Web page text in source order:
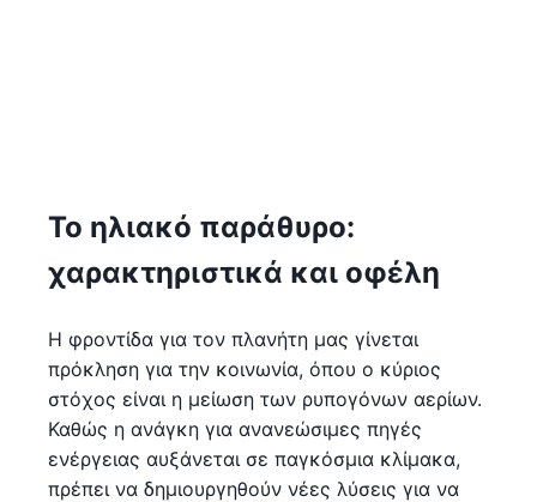
Το ηλιακό παράθυρο:
χαρακτηριστικά και οφέλη
Η φροντίδα για τον πλανήτη μας γίνεται
πρόκληση για την κοινωνία, όπου ο κύριος
στόχος είναι η μείωση των ρυπογόνων αερίων.
Καθώς η ανάγκη για ανανεώσιμες πηγές
ενέργειας αυξάνεται σε παγκόσμια κλίμακα,
πρέπει να δημιουργηθούν νέες λύσεις για να